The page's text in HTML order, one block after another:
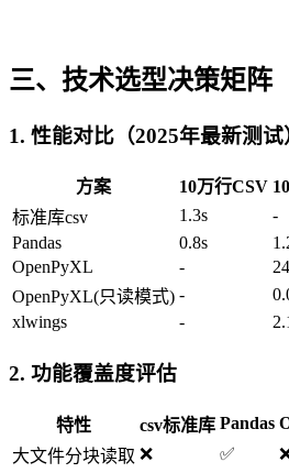
三、技术选型决策矩阵
1. 性能对比（2025年最新测试
方案 10万行CSV
标准库csv
1.3s -
Pandas
0.8s
OpenPyXL
-
OpenPyXL(只读模式) -
xlwings
-
2. 功能覆盖度评估
特性 csv标准库 Pandas
大文件分块读取 ❌ ✅